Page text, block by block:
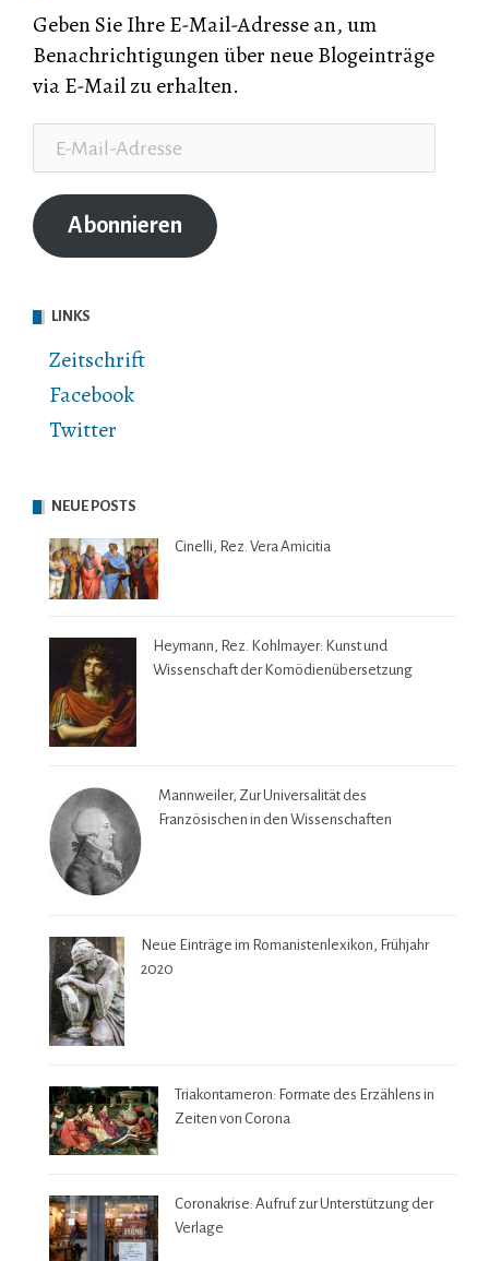
Geben Sie Ihre E-Mail-Adresse an, um
Benachrichtigungen über neue Blogeinträge
via E-Mail zu erhalten.
Mail-
Adresse
Abonnieren
LINKS
Zeitschrift
Facebook
Twitter
NEUE POSTS
Cinelli, Rez. Vera Amicitia
Heymann, Rez. Kohlmayer: Kunst und
Wissenschaft der Komödienübersetzung
Mannweiler, Zur Universalität des
Französischen in den Wissenschaften
Neue Einträge im Romanistenlexikon, Frühjahr
2020
Triakontameron: Formate des Erzählens in
Zeiten von Corona
Coronakrise: Aufruf zur Unterstützung der
Verlage